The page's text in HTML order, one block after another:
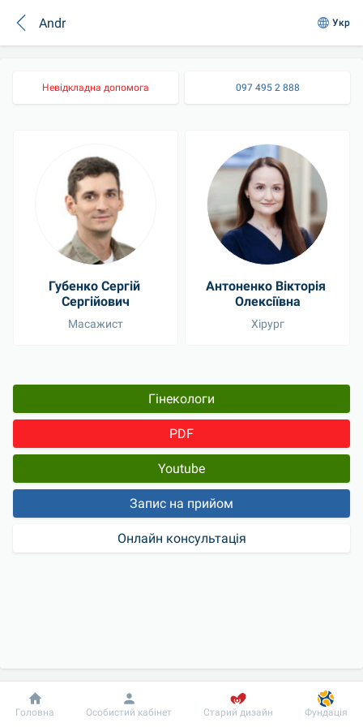
Andr Укр
Невідкладна допомога 097 495 2 888
Губенко Сергій
Сергійович
Масажист
Антоненко Вікторія
Олексіївна
Хірург
Гінекологи
PDF
Youtube
Запис на прийом
Онлайн консультація
Добробут Інформація Пацієнту
Головна Особистий кабінет Старий дизайн Фундація